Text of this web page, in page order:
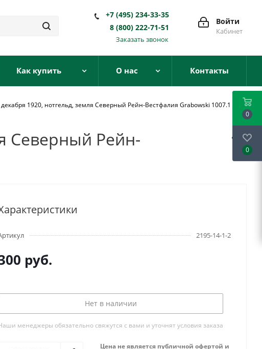
Войти
Кабинет
+7 (495) 234-33-35
8 (800) 222-71-51
Заказать звонок
Как купить О нас Контакты
1920, нотгельд, земля Северный Рейн-Вестфалия Grabowski 1007.1
Северный Рейн-
2195-14-1-2
руб.
Нет в наличии
менеджеры обязательно свяжутся с вами и уточнят условия заказа
Цена не является публичной офертой и
0
0